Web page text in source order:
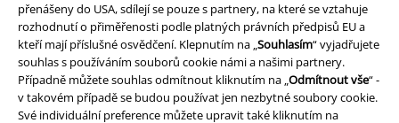
přenášeny do USA, sdílejí se pouze s partnery, na které se vztahuje
rozhodnutí o přiměřenosti podle platných právních předpisů EU a
kteří mají příslušné osvědčení. Klepnutím na „Souhlasím“ vyjadřujete
souhlas s používáním souborů cookie námi a našimi partnery.
Případně můžete souhlas odmítnout kliknutím na „Odmítnout vše“ -
v takovém případě se budou používat jen nezbytné soubory cookie.
Své individuální preference můžete upravit také kliknutím na
Právní informace
Podmínky
Prohlášení